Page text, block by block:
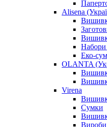
Alisena
Набори
Еко-
OLANTA
Virena
Сумки